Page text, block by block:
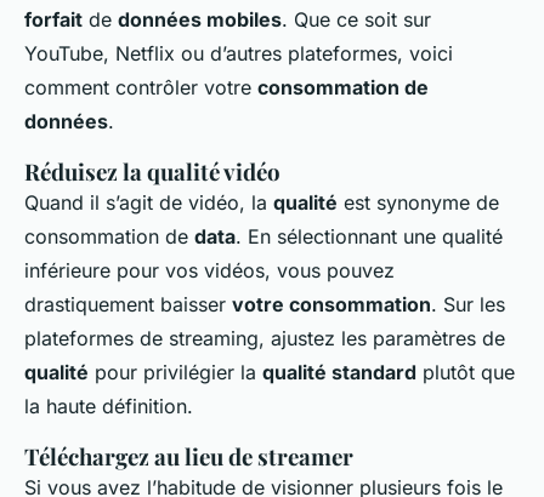
forfait de données mobiles. Que ce soit sur
YouTube, Netflix ou d’autres plateformes, voici
comment contrôler votre consommation de
données.
Réduisez la qualité vidéo
Quand il s’agit de vidéo, la qualité est synonyme de
consommation de data. En sélectionnant une qualité
inférieure pour vos vidéos, vous pouvez
drastiquement baisser votre consommation. Sur les
plateformes de streaming, ajustez les paramètres de
qualité pour privilégier la qualité standard plutôt que
la haute définition.
Téléchargez au lieu de streamer
Si vous avez l’habitude de visionner plusieurs fois le